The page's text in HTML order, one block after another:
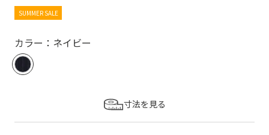
SUMMER SALE
カラー：ネイビー
寸法を見る